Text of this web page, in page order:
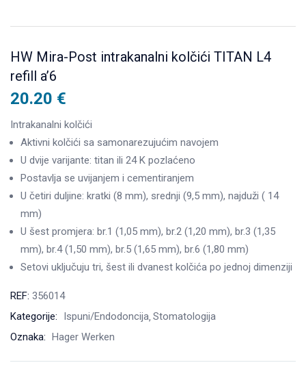
HW Mira-Post intrakanalni kolčići TITAN L4
refill a’6
20.20 €
Intrakanalni kolčići
Aktivni kolčići sa samonarezujućim navojem
U dvije varijante: titan ili 24 K pozlaćeno
Postavlja se uvijanjem i cementiranjem
U četiri duljine: kratki (8 mm), srednji (9,5 mm), najduži ( 14
mm)
U šest promjera: br.1 (1,05 mm), br.2 (1,20 mm), br.3 (1,35
mm), br.4 (1,50 mm), br.5 (1,65 mm), br.6 (1,80 mm)
Setovi uključuju tri, šest ili dvanest kolčića po jednoj dimenziji
REF: 356014
Kategorije:
Ispuni/Endodoncija Stomatologija
Oznaka: Hager Werken